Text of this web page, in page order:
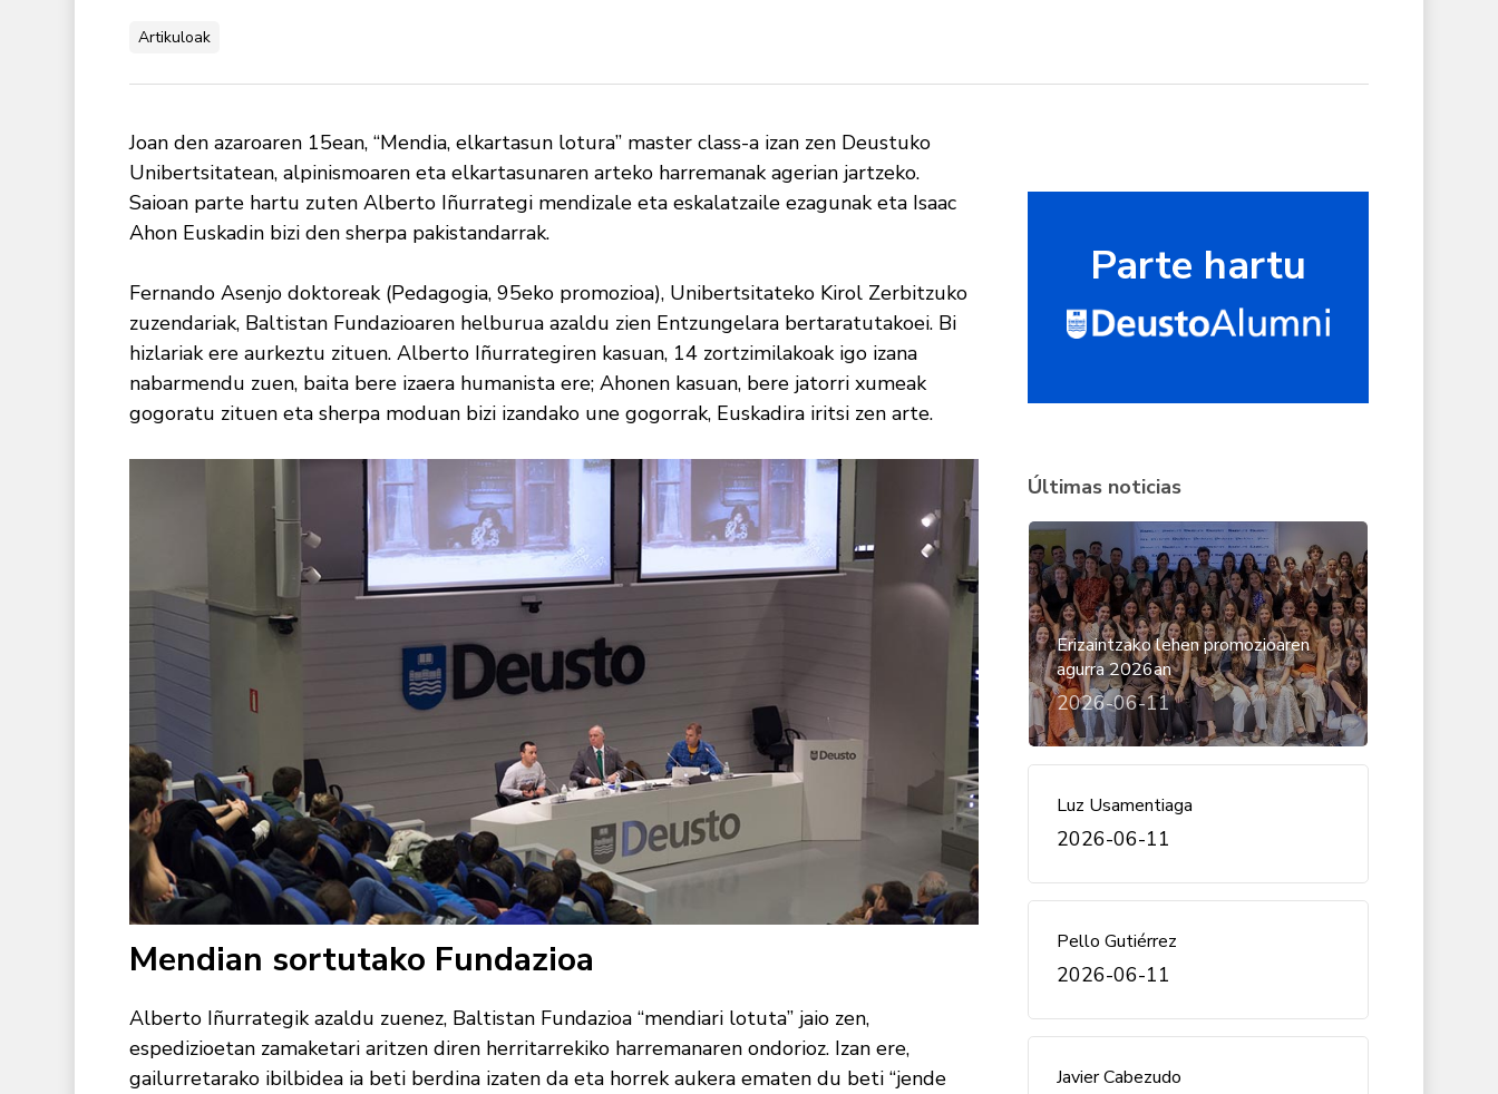
Artikuloak
Joan den azaroaren 15ean, “Mendia, elkartasun lotura” master class-a izan zen Deustuko
Unibertsitatean, alpinismoaren eta elkartasunaren arteko harremanak agerian jartzeko.
Saioan parte hartu zuten Alberto Iñurrategi mendizale eta eskalatzaile ezagunak eta Isaac
Ahon Euskadin bizi den sherpa pakistandarrak.
Fernando Asenjo doktoreak (Pedagogia, 95eko promozioa), Unibertsitateko Kirol Zerbitzuko
zuzendariak, Baltistan Fundazioaren helburua azaldu zien Entzungelara bertaratutakoei. Bi
hizlariak ere aurkeztu zituen. Alberto Iñurrategiren kasuan, 14 zortzimilakoak igo izana
nabarmendu zuen, baita bere izaera humanista ere; Ahonen kasuan, bere jatorri xumeak
gogoratu zituen eta sherpa moduan bizi izandako une gogorrak, Euskadira iritsi zen arte.
Mendian sortutako Fundazioa
Alberto Iñurrategik azaldu zuenez, Baltistan Fundazioa “mendiari lotuta” jaio zen,
espedizioetan zamaketari aritzen diren herritarrekiko harremanaren ondorioz. Izan ere,
gailurretarako ibilbidea ia beti berdina izaten da eta horrek aukera ematen du beti “jende
Parte hartu
Últimas noticias
Erizaintzako lehen promozioaren
agurra 2026an
2026-06-11
Luz Usamentiaga
2026-06-11
Pello Gutiérrez
2026-06-11
Javier Cabezudo